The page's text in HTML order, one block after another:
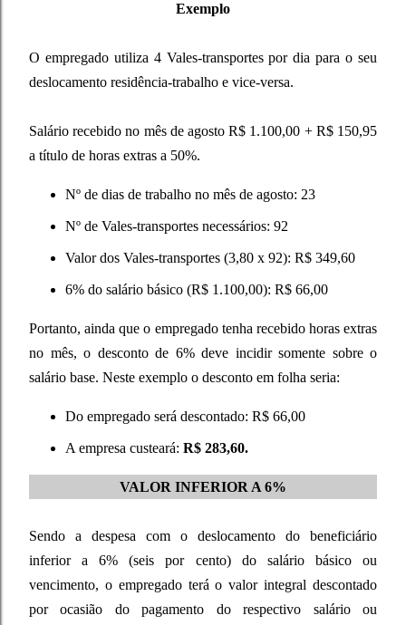
Exemplo
O empregado utiliza 4 Vales-transportes por dia para o seu
deslocamento residência-trabalho e vice-versa.
Salário recebido no mês de agosto R$ 1.100,00 + R$ 150,95
a título de horas extras a 50%.
Nº de dias de trabalho no mês de agosto: 23
Nº de Vales-transportes necessários: 92
Valor dos Vales-transportes (3,80 x 92): R$ 349,60
6% do salário básico (R$ 1.100,00): R$ 66,00
Portanto, ainda que o empregado tenha recebido horas extras
no mês, o desconto de 6% deve incidir somente sobre o
salário base. Neste exemplo o desconto em folha seria:
Do empregado será descontado: R$ 66,00
A empresa custeará: R$ 283,60.
VALOR INFERIOR A 6%
Sendo a despesa com o deslocamento do beneficiário
inferior a 6% (seis por cento) do salário básico ou
vencimento, o empregado terá o valor integral descontado
por ocasião do pagamento do respectivo salário ou